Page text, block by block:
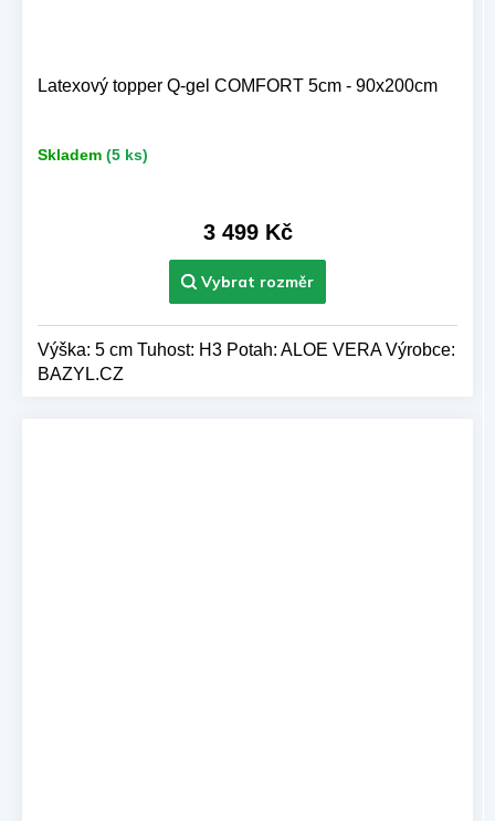
Latexový topper Q-gel COMFORT 5cm - 90x200cm
Skladem (5 ks)
3 499 Kč
Výška: 5 cm Tuhost: H3 Potah: ALOE VERA Výrobce:
BAZYL.CZ